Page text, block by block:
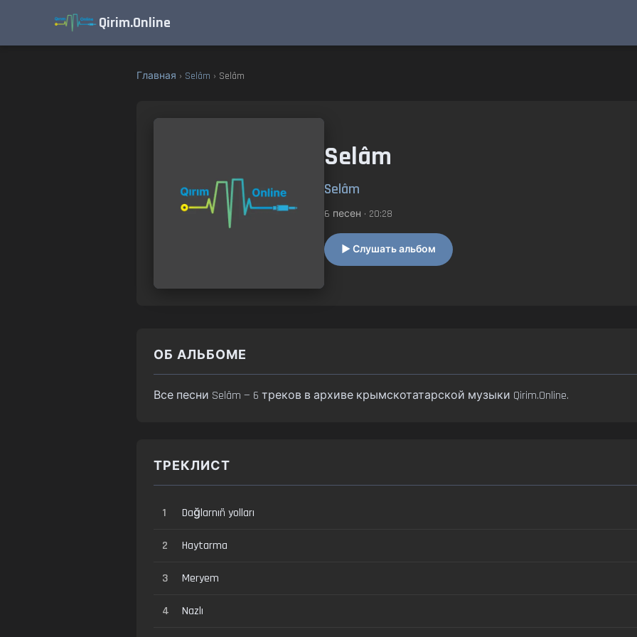
Qirim.Online
Главная › Selâm › Selâm
Selâm
Selâm
6 песен • 20:28
▶ Слушать альбом
ОБ АЛЬБОМЕ
Все песни Selâm — 6 треков в архиве крымскотатарской музыки Qirim.Online.
ТРЕКЛИСТ
1 Dağlarnıñ yolları
2 Haytarma
3 Meryem
4 Nazlı